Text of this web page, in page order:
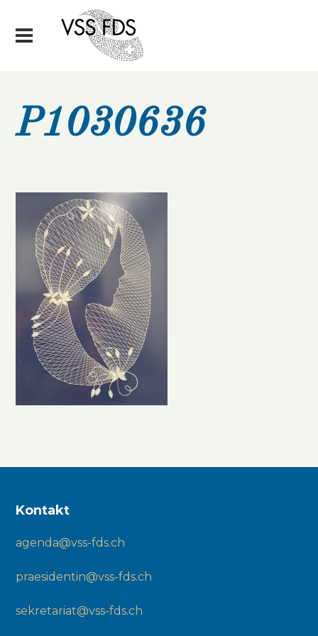
P1030636
Kontakt
agenda@vss-fds.ch
praesidentin@vss-fds.ch
sekretariat@vss-fds.ch